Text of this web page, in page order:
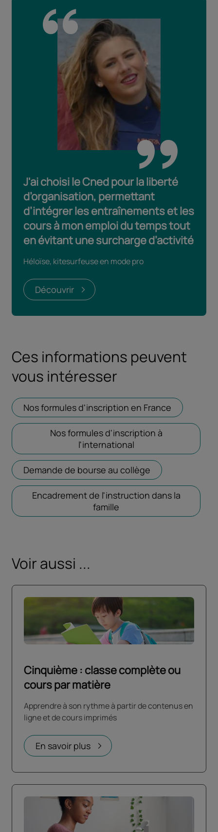
J'ai choisi le Cned pour la liberté
d’organisation, permettant
d’intégrer les entraînements et les
cours à mon emploi du temps tout
en évitant une surcharge d’activité
Héloïse, kitesurfeuse en mode pro
Découvrir
Ces informations peuvent
vous intéresser
Nos formules d'inscription en France Ouvrir
Nos formules d'inscription à
l'international Ouvrir dans un
Demande de bourse au collège Ouvrir dans un
Encadrement de l'instruction dans la
famille Ouvrir dans un nouvel
Voir aussi ...
Cinquième : classe complète ou
cours par matière
Apprendre à son rythme à partir de contenus en
ligne et de cours imprimés
En savoir plus